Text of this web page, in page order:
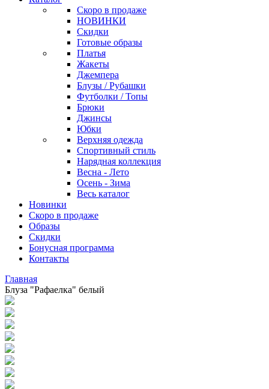
Скоро в продаже
НОВИНКИ
Скидки
Готовые образы
Платья
Жакеты
Джемпера
Блузы / Рубашки
Футболки / Топы
Брюки
Джинсы
Юбки
Верхняя одежда
Спортивный стиль
Нарядная коллекция
Весна - Лето
Осень - Зима
Весь каталог
Новинки
Скоро в продаже
Образы
Скидки
Бонусная программа
Контакты
Главная
Блуза "Рафаелка" белый